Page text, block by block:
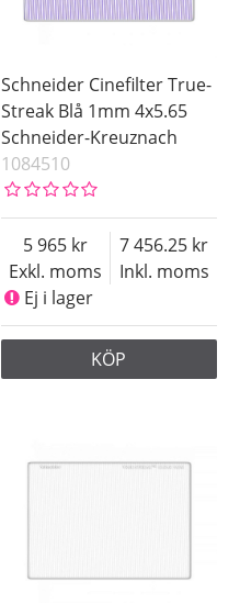
Schneider Cinefilter True-
Streak Blå 1mm 4x5.65
Schneider-Kreuznach
1084510
Exkl. moms
5 965
Inkl. moms
7 456.25
Ej i lager
KÖP